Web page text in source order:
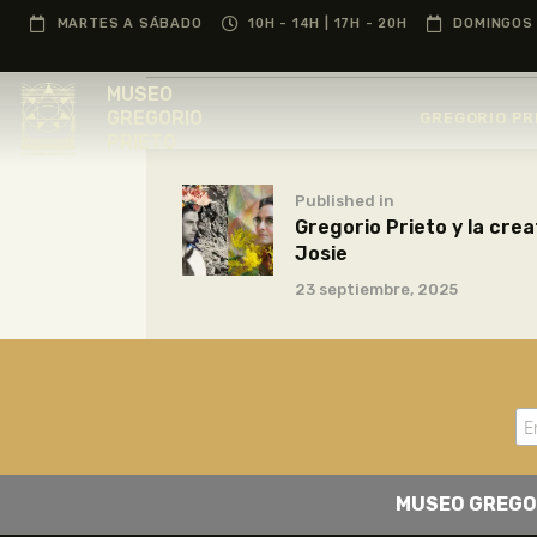
MARTES A SÁBADO 10H - 14H | 17H - 20H
MUSEO
Published in
Gregorio Prieto y la
Josie
23 septiembre, 2025
MUSEO